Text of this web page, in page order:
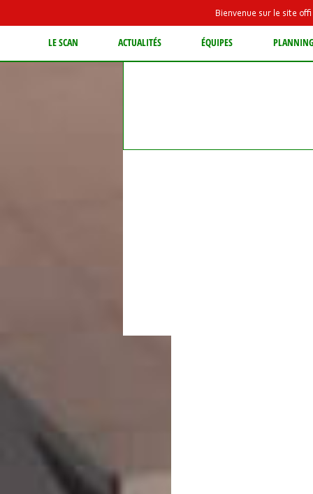
Bienvenue sur le site
LE SCAN ACTUALITÉS ÉQUIPES